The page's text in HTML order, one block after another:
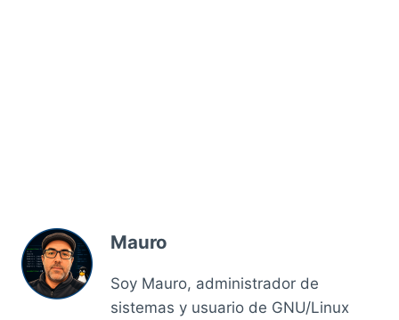
Mauro
Soy Mauro, administrador de
sistemas y usuario de GNU/Linux